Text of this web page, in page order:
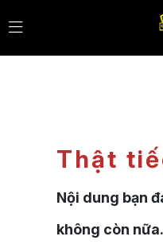
Thật
Nội dung bạn
không còn nữa.